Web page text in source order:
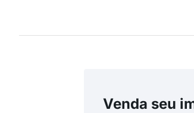
Venda seu